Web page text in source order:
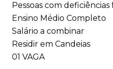
Pessoas com deficiências
Ensino Médio Completo
Salário a combinar
Residir em Candeias
01 VAGA